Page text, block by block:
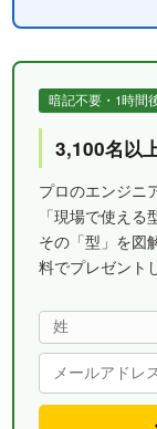
暗記不要・1時間
3,100名以
プロのエンジニ
「現場で使える
その「型」を図
料でプレゼント